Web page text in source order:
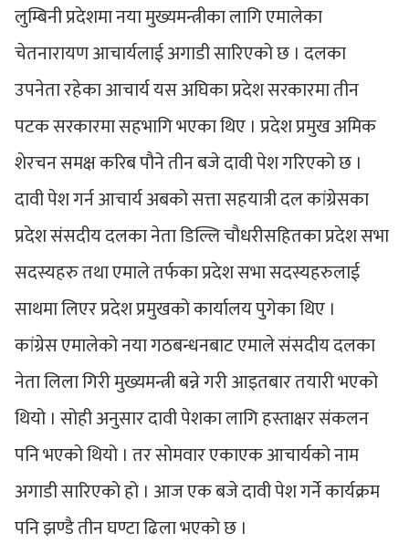
लुम्बिनी प्रदेशमा नया मुख्यमन्त्रीका लागि एमालेका
चेतनारायण आचार्यलाई अगाडी सारिएको छ । दलका
उपनेता रहेका आचार्य यस अघिका प्रदेश सरकारमा तीन
पटक सरकारमा सहभागि भएका थिए । प्रदेश प्रमुख अमिक
शेरचन समक्ष करिब पौने तीन बजे दावी पेश गरिएको छ ।
दावी पेश गर्न आचार्य अबको सत्ता सहयात्री दल कांग्रेसका
प्रदेश संसदीय दलका नेता डिल्लि चौधरीसहितका प्रदेश सभा
सदस्यहरु तथा एमाले तर्फका प्रदेश सभा सदस्यहरुलाई
साथमा लिएर प्रदेश प्रमुखको कार्यालय पुगेका थिए ।
कांग्रेस एमालेको नया गठबन्धनबाट एमाले संसदीय दलका
नेता लिला गिरी मुख्यमन्त्री बन्ने गरी आइतबार तयारी भएको
थियो । सोही अनुसार दावी पेशका लागि हस्ताक्षर संकलन
पनि भएको थियो । तर सोमवार एकाएक आचार्यको नाम
अगाडी सारिएको हो । आज एक बजे दावी पेश गर्ने कार्यक्रम
पनि झण्डै तीन घण्टा ढिला भएको छ ।